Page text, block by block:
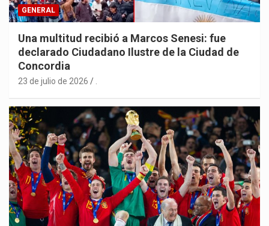
GENERAL
Una multitud recibió a Marcos Senesi: fue
declarado Ciudadano Ilustre de la Ciudad de
Concordia
23 de julio de 2026 .